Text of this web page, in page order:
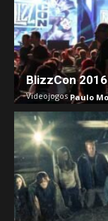
BlizzCon
Videojogos Paulo